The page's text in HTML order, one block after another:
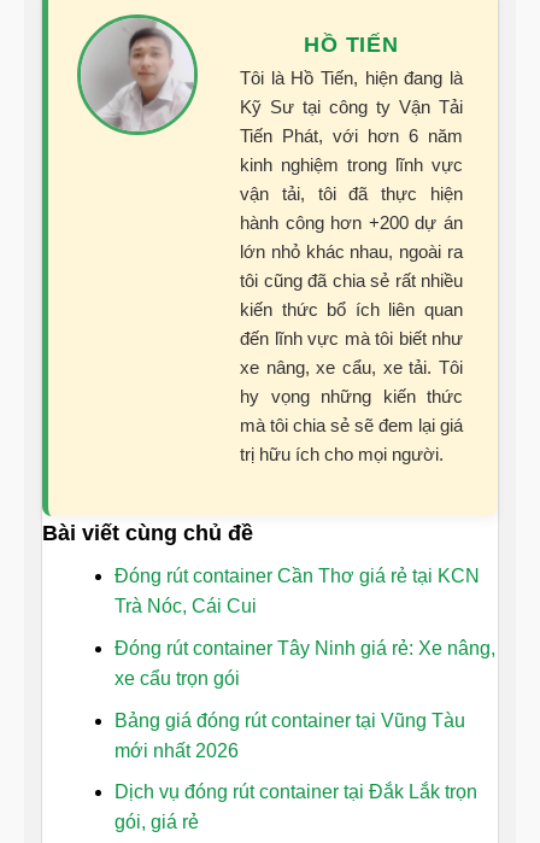
HỒ TIẾN
Tôi là Hồ Tiến, hiện đang là
Kỹ Sư tại công ty Vận Tải
Tiến Phát, với hơn 6 năm
kinh nghiệm trong lĩnh vực
vận tải, tôi đã thực hiện
hành công hơn +200 dự án
lớn nhỏ khác nhau, ngoài ra
tôi cũng đã chia sẻ rất nhiều
kiến thức bổ ích liên quan
đến lĩnh vực mà tôi biết như
xe nâng, xe cẩu, xe tải. Tôi
hy vọng những kiến thức
mà tôi chia sẻ sẽ đem lại giá
trị hữu ích cho mọi người.
Bài viết cùng chủ đề
Đóng rút container Cần Thơ giá rẻ tại KCN
Trà Nóc, Cái Cui
Đóng rút container Tây Ninh giá rẻ: Xe nâng,
xe cẩu trọn gói
Bảng giá đóng rút container tại Vũng Tàu
mới nhất 2026
Dịch vụ đóng rút container tại Đắk Lắk trọn
gói, giá rẻ